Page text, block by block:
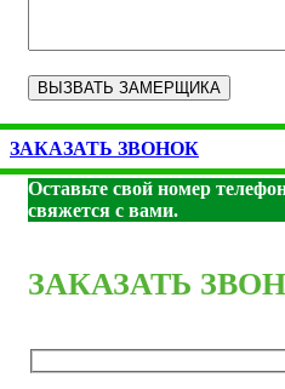
ЗАКАЗАТЬ ЗВОНОК
Оставьте свой номер
свяжется с вами.
ЗАКАЗАТЬ